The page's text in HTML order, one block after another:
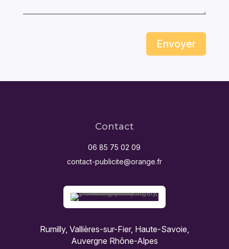
Envoyer
Contact
06 85 75 02 09
contact-publicite@orange.fr
Rumilly, Vallières-sur-Fier, Haute-Savoie,
Auvergne Rhône-Alpes